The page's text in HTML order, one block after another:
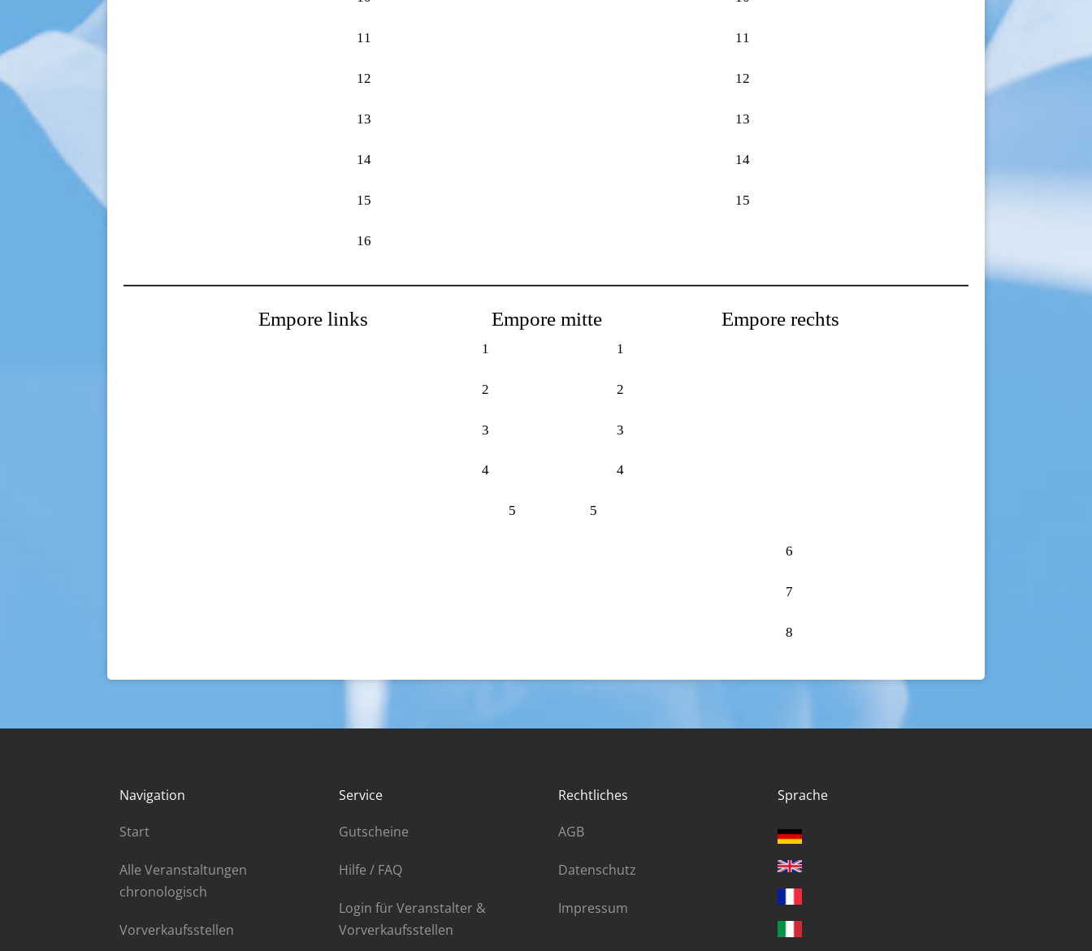
Empore links Empore mitte Empore rechts
11
12
13
14
15
16
11
12
13
14
15
1
2
3
4
5
1
2
3
4
5
6
7
8
Navigation
Start
Alle Veranstaltungen
chronologisch
Vorverkaufsstellen
Service
Gutscheine
Hilfe / FAQ
Login für Veranstalter &
Vorverkaufsstellen
Rechtliches
AGB
Datenschutz
Impressum
Sprache